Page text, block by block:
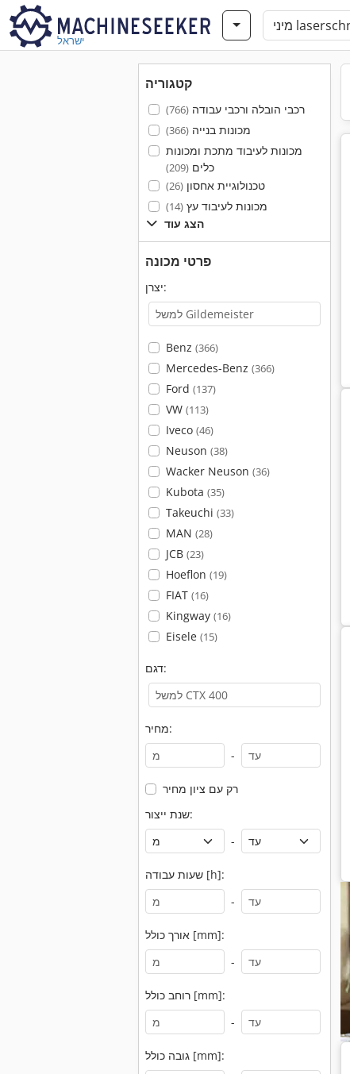
ישראל
קטגוריה
רכבי הובלה ורכבי עבודה(766)
מכונות בנייה(366)
מכונות לעיבוד מתכת ומכונות
כלים(209)
טכנולוגיית אחסון(26)
מכונות לעיבוד עץ(14)
הצג עוד
פרטי מכונה
יצרן:
Benz (366)
Mercedes-Benz (366)
Ford (137)
VW (113)
Iveco (46)
Neuson (38)
Wacker Neuson (36)
Kubota (35)
Takeuchi (33)
MAN (28)
JCB (23)
Hoeflon (19)
FIAT (16)
Kingway (16)
Eisele (15)
דגם:
מחיר:
-
רק עם ציון מחיר
שנת ייצור:
-
שעות עבודה [h]:
-
אורך כולל [mm]:
-
רוחב כולל [mm]:
-
גובה כולל [mm]: